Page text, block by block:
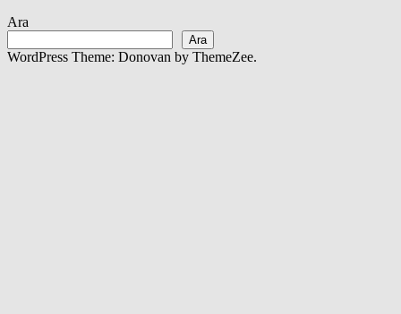
Ara
Ara
WordPress Theme: Donovan by ThemeZee.